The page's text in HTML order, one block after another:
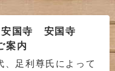
国寺 安国寺
案内
、足利尊氏によって